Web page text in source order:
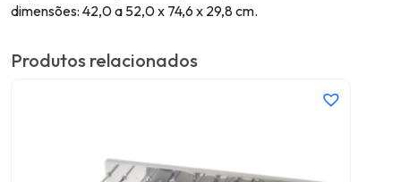
dimensões: 42,0 a 52,0 x 74,6 x 29,8 cm.
Produtos relacionados